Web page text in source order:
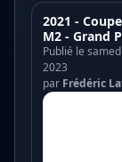
2021 -
M2 - Grand
Publié le
2023
par Frédéric